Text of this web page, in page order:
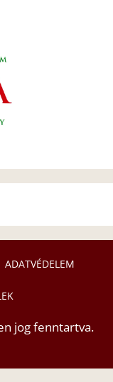
ADATVÉDELEM
jog fenntartva.